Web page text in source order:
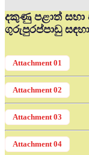
දකුණු පළාත් සභා
ගුරුපුරප්පාඩු
Attachment 01
Attachment 02
Attachment 03
Attachment 04